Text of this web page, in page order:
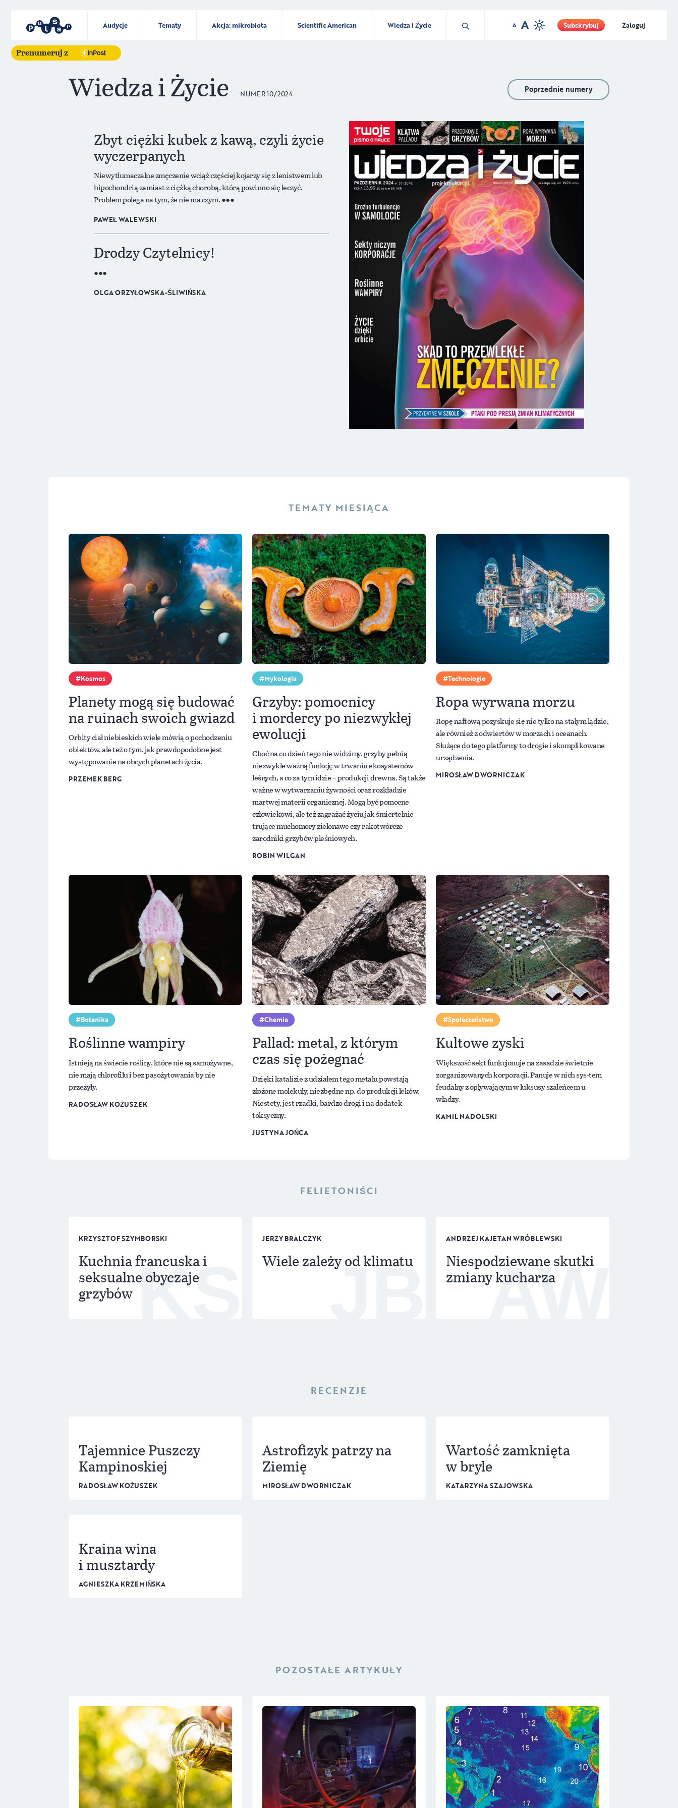
Prenumeruj z
Audycje Tematy Akcja: mikrobiota Scientific American Wiedza i Życie Subskrybuj Zaloguj
Wiedza i Życie NUMER 10/2024 Poprzednie numery
Zbyt ciężki kubek z kawą, czyli życie
wyczerpanych
Niewytłumaczalne zmęczenie wciąż częściej kojarzy się z lenistwem lub
hipochondrią zamiast z ciężką chorobą, którą powinno się leczyć.
Problem polega na tym, że nie ma czym.
PAWEŁ WALEWSKI
Drodzy Czytelnicy!
OLGA ORZYŁOWSKA-ŚLIWIŃSKA
TEMATY MIESIĄCA
Kosmos
Planety mogą się budować
na ruinach swoich gwiazd
Orbity ciał niebieskich wiele mówią o pochodzeniu
obiektów, ale też o tym, jak prawdopodobne jest
występowanie na obcych planetach życia.
PRZEMEK BERG
Mykologia
Grzyby: pomocnicy
i mordercy po niezwykłej
ewolucji
Choć na co dzień tego nie widzimy, grzyby pełnią
niezwykle ważną funkcję w trwaniu ekosystemów
leśnych, a co za tym idzie – produkcji drewna. Są także
ważne w wytwarzaniu żywności oraz rozkładzie
martwej materii organicznej. Mogą być pomocne
człowiekowi, ale też zagrażać życiu jak śmiertelnie
trujące muchomory zielonawe czy rakotwórcze
zarodniki grzybów pleśniowych.
ROBIN WILGAN
Technologie
Ropa wyrwana morzu
Ropę naftową pozyskuje się nie tylko na stałym lądzie,
ale również z odwiertów w morzach i oceanach.
Służące do tego platformy to drogie i skomplikowane
urządzenia.
MIROSŁAW DWORNICZAK
Botanika
Roślinne wampiry
Istnieją na świecie rośliny, które nie są samożywne,
nie mają chlorofilu i bez pasożytowania by nie
przeżyły.
RADOSŁAW KOŻUSZEK
Chemia
Pallad: metal, z którym
czas się pożegnać
Dzięki katalizie z udziałem tego metalu powstają
złożone molekuły, niezbędne np. do produkcji leków.
Niestety, jest rzadki, bardzo drogi i na dodatek
toksyczny.
JUSTYNA JOŃCA
Społeczeństwo
Kultowe zyski
Większość sekt funkcjonuje na zasadzie świetnie
zorganizowanych korporacji. Panuje w nich sys-tem
feudalny z opływającym w luksusy szaleńcem u
władzy.
KAMIL NADOLSKI
FELIETONIŚCI
KRZYSZTOF SZYMBORSKI
Kuchnia francuska i
seksualne obyczaje
grzybów KS
JERZY BRALCZYK
Wiele zależy od klimatu
JB
ANDRZEJ KAJETAN WRÓBLEWSKI
Niespodziewane skutki
zmiany kucharza
AW
RECENZJE
Tajemnice Puszczy
Kampinoskiej
RADOSŁAW KOŻUSZEK
Astrofizyk patrzy na
Ziemię
MIROSŁAW DWORNICZAK
Wartość zamknięta
w bryle
KATARZYNA SZAJOWSKA
Kraina wina
i musztardy
AGNIESZKA KRZEMIŃSKA
POZOSTAŁE ARTYKUŁY